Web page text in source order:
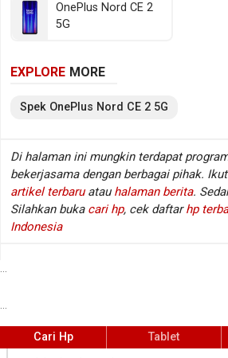
2133 MHz). Sedangkan pada
tersedia kamera belakang Triple
Li-Polimer berkapasitas 4500
spesifikasi kunci OnePlus Nord CE
Spesifikasi OnePlus Nord
Jaringan
GSM / HSDPA /
Layar 6.43 inch, 1080 x
Memori RAM:6/8 GB RAM
Memori internal / storage:
OnePlus Nord CE 2
5G
EXPLORE MORE
Spek OnePlus Nord CE 2 5G
Di halaman ini mungkin terdapat
bekerjasama dengan berbagai pihak.
artikel terbaru atau halaman berita.
Silahkan buka cari hp, cek daftar hp
Indonesia
...
...
Cari Hp Tablet